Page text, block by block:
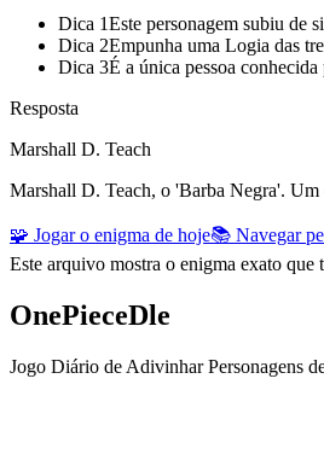
Dica 1Este personagem subiu de
Dica 2Empunha uma Logia das
Dica 3É a única pessoa
Resposta
Marshall D. Teach
Marshall D. Teach, o 'Barba Negra'. Um
🧩 Jogar o enigma de hoje📚 Navegar
Este arquivo mostra o enigma exato
OnePieceDle
Jogo Diário de Adivinhar Personagens